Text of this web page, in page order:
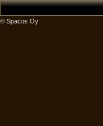
© Spacos Oy